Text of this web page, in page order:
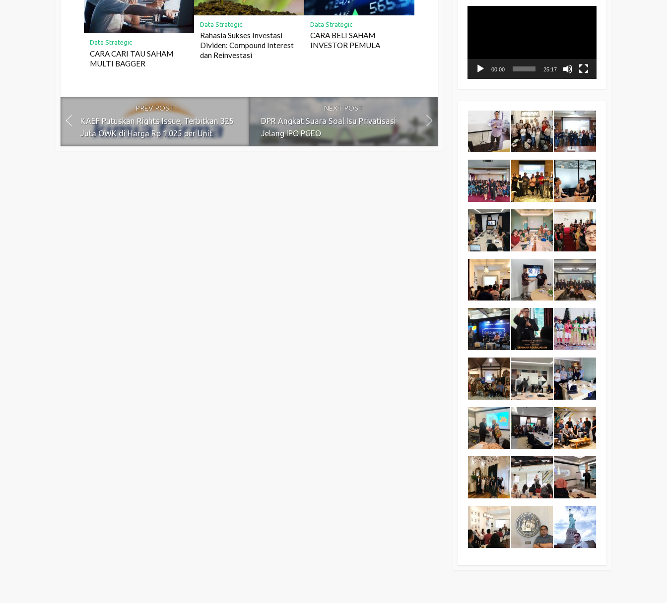
Data Strategic
CARA CARI TAU SAHAM
MULTI BAGGER
Data Strategic
Rahasia Sukses Investasi
Dividen: Compound Interest
dan Reinvestasi
Data Strategic
CARA BELI SAHAM
INVESTOR PEMULA
PREV POST
KAEF Putuskan Rights Issue, Terbitkan 325
Juta OWK di Harga Rp 1.025 per Unit
NEXT POST
DPR Angkat Suara Soal Isu Privatisasi
Jelang IPO PGEO
00:00 25:17